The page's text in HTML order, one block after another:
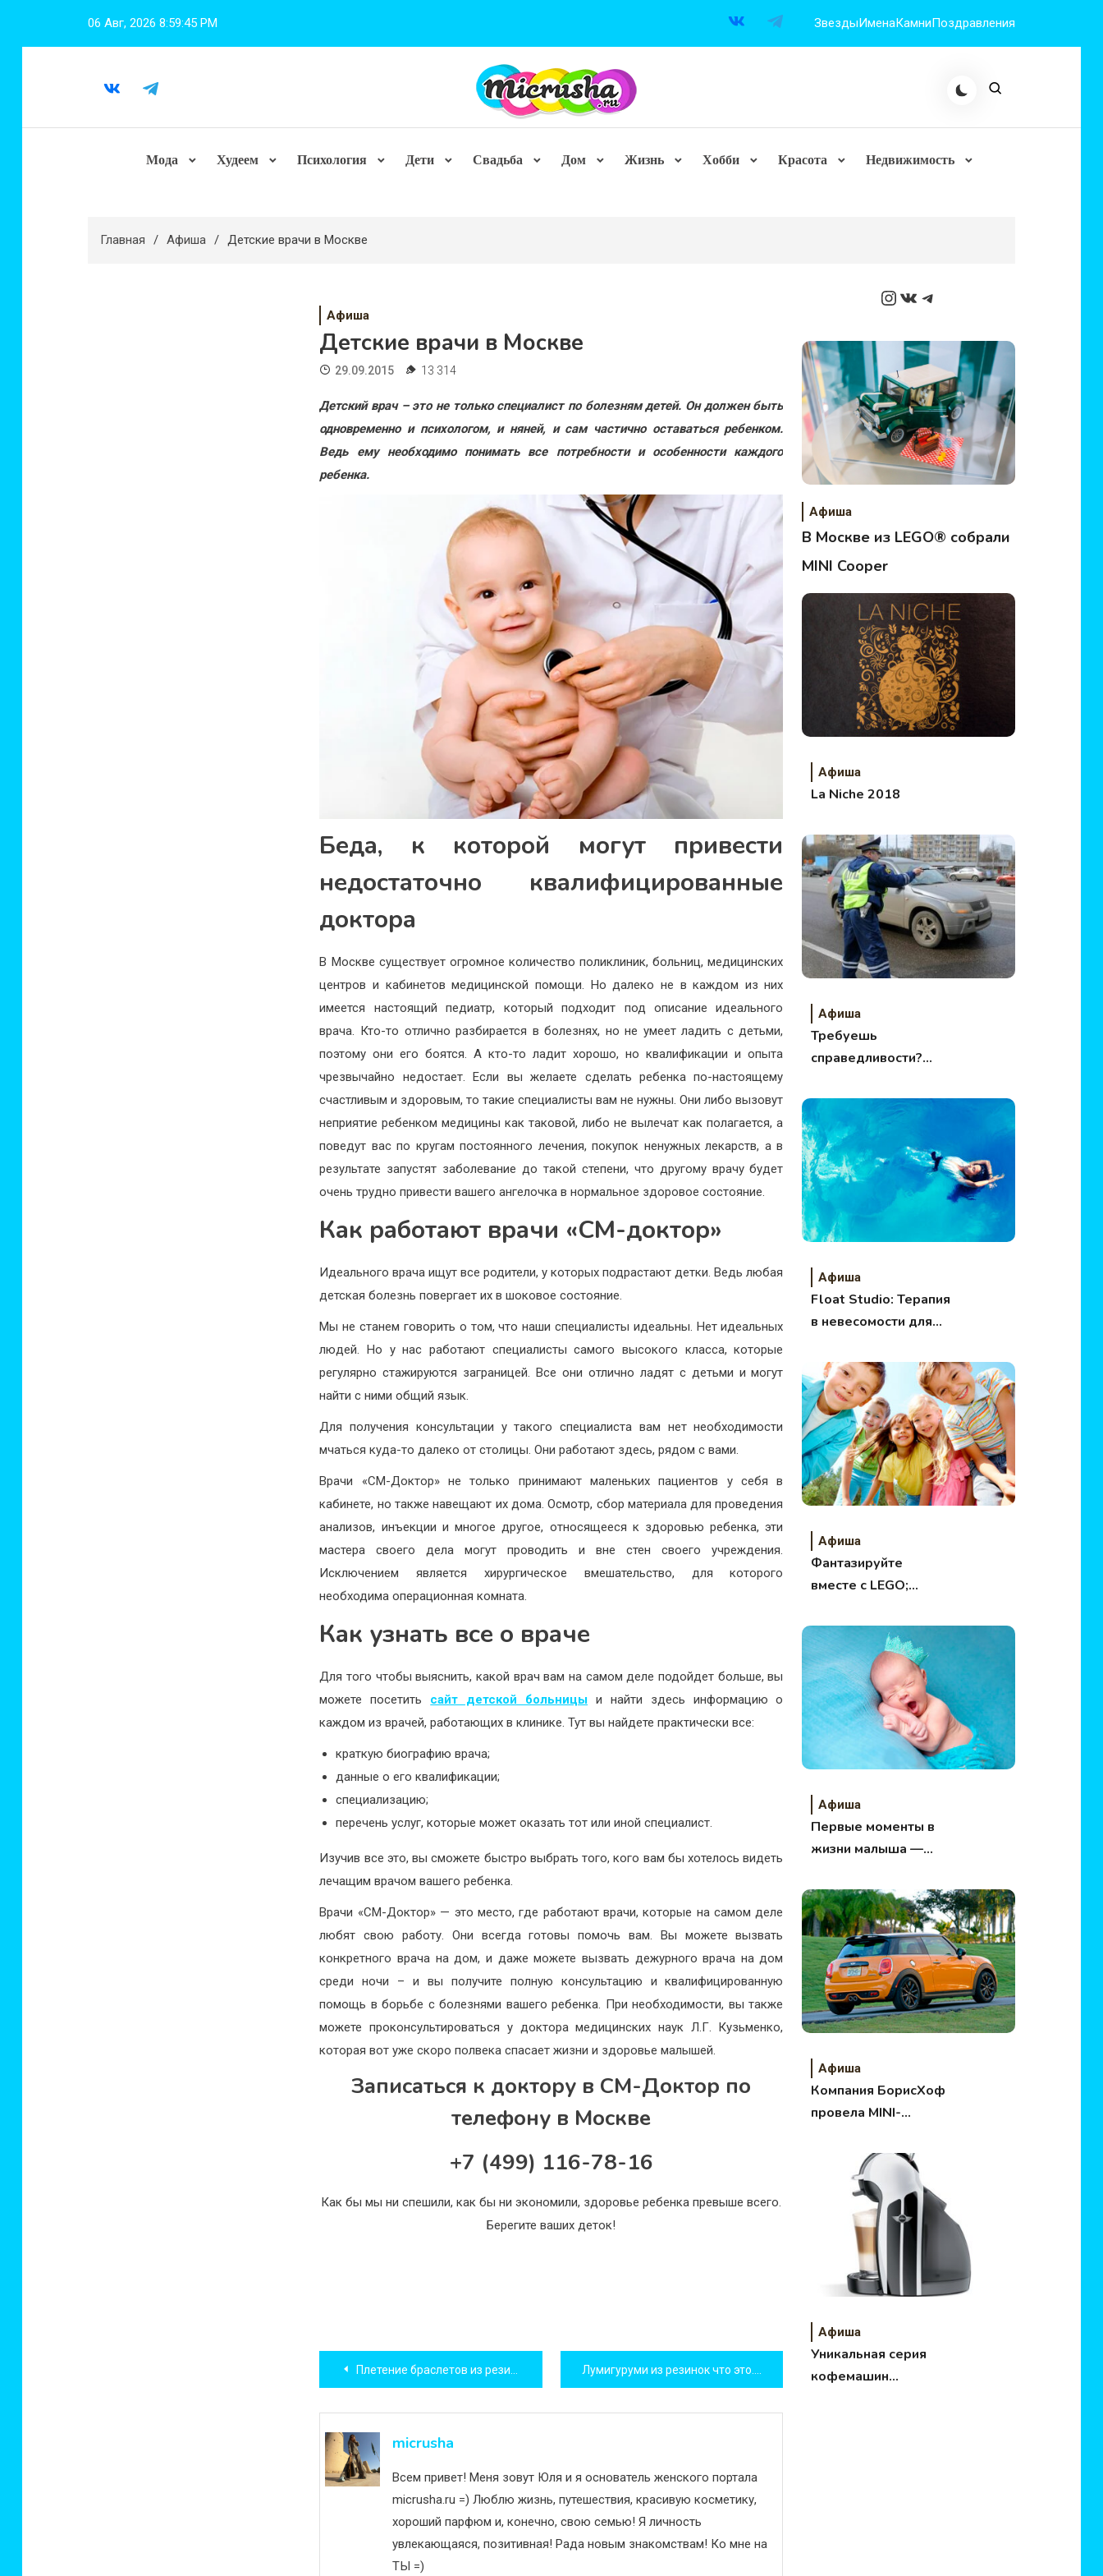
06 Авг, 2026 8:59:46 PM ЗвездыИменаКамниПоздравления
Мода Худеем Психология Дети Свадьба Дом Жизнь Хобби Красота Недвижимость
Главная Афиша Детские врачи в Москве
Афиша
Детские врачи в Москве
29.09.2015 13 314
Детский врач – это не только специалист по болезням детей. Он должен быть
одновременно и психологом, и няней, и сам частично оставаться ребенком.
Ведь ему необходимо понимать все потребности и особенности каждого
ребенка.
Беда, к которой могут привести
недостаточно квалифицированные
доктора
В Москве существует огромное количество поликлиник, больниц, медицинских
центров и кабинетов медицинской помощи. Но далеко не в каждом из них
имеется настоящий педиатр, который подходит под описание идеального
врача. Кто-то отлично разбирается в болезнях, но не умеет ладить с детьми,
поэтому они его боятся. А кто-то ладит хорошо, но квалификации и опыта
чрезвычайно недостает. Если вы желаете сделать ребенка по-настоящему
счастливым и здоровым, то такие специалисты вам не нужны. Они либо вызовут
неприятие ребенком медицины как таковой, либо не вылечат как полагается, а
поведут вас по кругам постоянного лечения, покупок ненужных лекарств, а в
результате запустят заболевание до такой степени, что другому врачу будет
очень трудно привести вашего ангелочка в нормальное здоровое состояние.
Как работают врачи «СМ-доктор»
Идеального врача ищут все родители, у которых подрастают детки. Ведь любая
детская болезнь повергает их в шоковое состояние.
Мы не станем говорить о том, что наши специалисты идеальны. Нет идеальных
людей. Но у нас работают специалисты самого высокого класса, которые
регулярно стажируются заграницей. Все они отлично ладят с детьми и могут
найти с ними общий язык.
Для получения консультации у такого специалиста вам нет необходимости
мчаться куда-то далеко от столицы. Они работают здесь, рядом с вами.
Врачи «СМ-Доктор» не только принимают маленьких пациентов у себя в
кабинете, но также навещают их дома. Осмотр, сбор материала для проведения
анализов, инъекции и многое другое, относящееся к здоровью ребенка, эти
мастера своего дела могут проводить и вне стен своего учреждения.
Исключением является хирургическое вмешательство, для которого
необходима операционная комната.
Как узнать все о враче
Для того чтобы выяснить, какой врач вам на самом деле подойдет больше, вы
можете посетить сайт детской больницы и найти здесь информацию о
каждом из врачей, работающих в клинике. Тут вы найдете практически все:
краткую биографию врача;
данные о его квалификации;
специализацию;
перечень услуг, которые может оказать тот или иной специалист.
Изучив все это, вы сможете быстро выбрать того, кого вам бы хотелось видеть
лечащим врачом вашего ребенка.
Врачи «СМ-Доктор» — это место, где работают врачи, которые на самом деле
любят свою работу. Они всегда готовы помочь вам. Вы можете вызвать
конкретного врача на дом, и даже можете вызвать дежурного врача на дом
среди ночи – и вы получите полную консультацию и квалифицированную
помощь в борьбе с болезнями вашего ребенка. При необходимости, вы также
можете проконсультироваться у доктора медицинских наук Л.Г. Кузьменко,
которая вот уже скоро полвека спасает жизни и здоровье малышей.
Записаться к доктору в СМ-Доктор по
телефону в Москве
+7 (499) 116-78-16
Как бы мы ни спешили, как бы ни экономили, здоровье ребенка превыше всего.
Берегите ваших деток!
Навигация
по
записям
Плетение браслетов из резиночек. Фото и видео.
micrusha
Всем привет! Меня зовут Юля и я основатель женского портала
micrusha.ru =) Люблю жизнь, путешествия, красивую косметику,
хороший парфюм и, конечно, свою семью! Я личность
увлекающаяся, позитивная! Рада новым знакомствам! Ко мне на
ТЫ =)
Instagram
ВКонтакте
Telegram
Афиша
В Москве из LEGO® собрали
MINI Cooper
Афиша
La Niche 2018
Афиша
Требуешь
справедливости?
Афиша
Float Studio: Терапия
в невесомости для
Афиша
Фантазируйте
вместе с LEGO;
Афиша
Первые моменты в
жизни малыша —
Афиша
Компания БорисХоф
провела MINI-
Афиша
Уникальная серия
кофемашин